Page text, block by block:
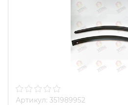
Артикул: 351989952